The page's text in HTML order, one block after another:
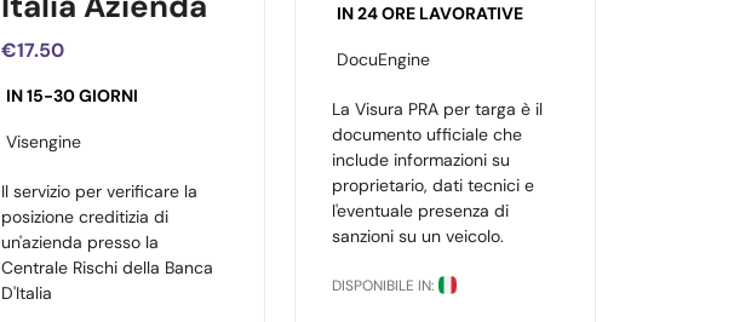
€17.50
IN 15-30 GIORNI
Visengine
Il servizio per verificare la
posizione creditizia di
un'azienda presso la
Centrale Rischi della Banca
D'Italia
IN 24 ORE LAVORATIVE
DocuEngine
La Visura PRA per targa è il
documento ufficiale che
include informazioni su
proprietario, dati tecnici e
l'eventuale presenza di
sanzioni su un veicolo.
DISPONIBILE IN: